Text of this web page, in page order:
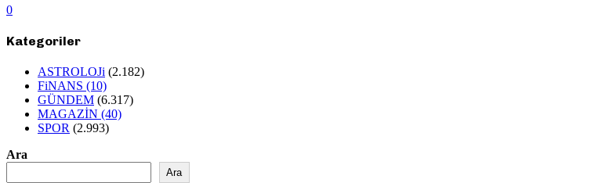
0
Kategoriler
ASTROLOJi (2.182)
FiNANS (10)
GÜNDEM (6.317)
MAGAZİN (40)
SPOR (2.993)
Ara
Ara